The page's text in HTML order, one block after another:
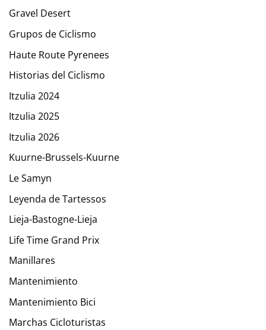
Gravel Desert
Grupos de Ciclismo
Haute Route Pyrenees
Historias del Ciclismo
Itzulia 2024
Itzulia 2025
Itzulia 2026
Kuurne-Brussels-Kuurne
Le Samyn
Leyenda de Tartessos
Lieja-Bastogne-Lieja
Life Time Grand Prix
Manillares
Mantenimiento
Mantenimiento Bici
Marchas Cicloturistas